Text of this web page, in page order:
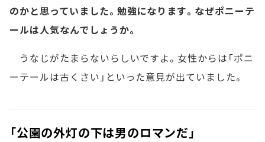
のかと思っていました。勉強になります。なぜポニーテ
ールは人気なんでしょうか。
うなじがたまらないらしいですよ。女性からは「ポニ
ーテールは古くさい」といった意見が出ていました。
「公園の外灯の下は男のロマンだ」